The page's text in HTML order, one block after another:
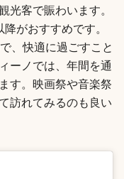
客で賑わいます。
がおすすめです。
、快適に過ごすこと
ーノでは、年間を通
す。映画祭や音楽祭
訪れてみるのも良い